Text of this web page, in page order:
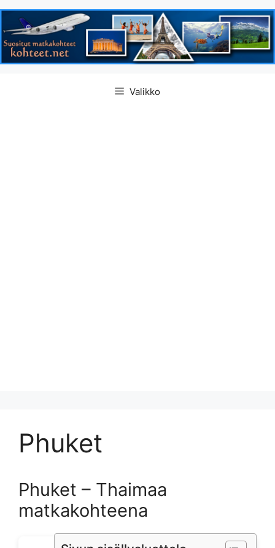
Valikko
Phuket
Phuket – Thaimaa
matkakohteena